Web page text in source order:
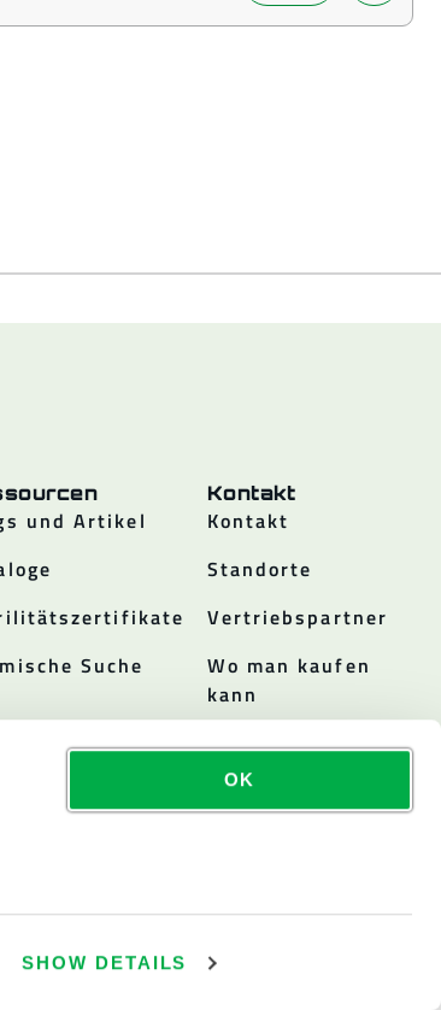
SHOW DETAILS
OK
und Artikel
Suche
Kontakt
Kontakt
Standorte
Vertriebspartner
Wo man kaufen
kann
NASDAQ ALS LAKE GEHANDELT.